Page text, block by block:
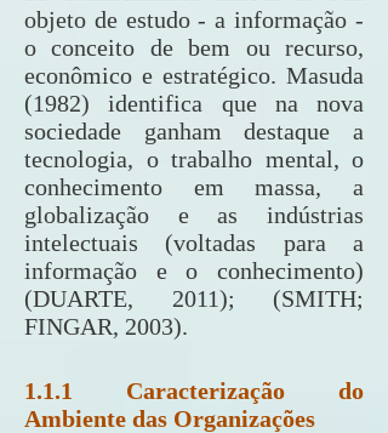
objeto de estudo - a informação -
o conceito de bem ou recurso,
econômico e estratégico. Masuda
(1982) identifica que na nova
sociedade ganham destaque a
tecnologia, o trabalho mental, o
conhecimento em massa, a
globalização e as indústrias
intelectuais (voltadas para a
informação e o conhecimento)
(DUARTE, 2011); (SMITH;
FINGAR, 2003).
1.1.1 Caracterização do
Ambiente das Organizações